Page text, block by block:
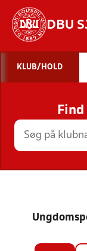
DBU
KLUB/HOLD